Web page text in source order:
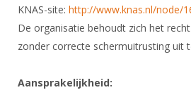
KNAS-site: http://www.knas.nl/node/
De organisatie behoudt zich het
zonder correcte schermuitrusting uit
Aansprakelijkheid: